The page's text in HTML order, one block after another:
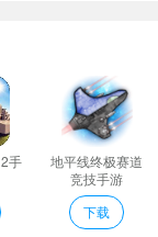
。小姐对小萝很好
地脾气还古怪不过
受到经典的操作可
型玩家游戏动线沉
手
地平线终极赛道
竞技手游
下载